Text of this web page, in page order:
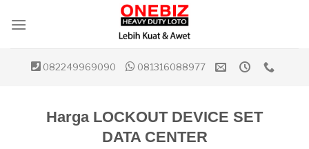
082249969090 081316088977
Harga LOCKOUT DEVICE SET
DATA CENTER